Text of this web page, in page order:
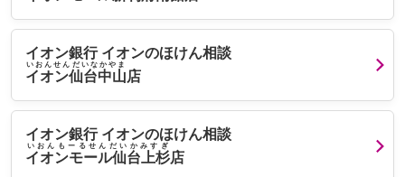
イオン銀行 イオンのほけん相談
イオン仙台中山
いおんせんだいなかやま
店
イオン銀行 イオンのほけん相談
イオンモール仙台上杉
いおんもーるせんだいかみすぎ
店